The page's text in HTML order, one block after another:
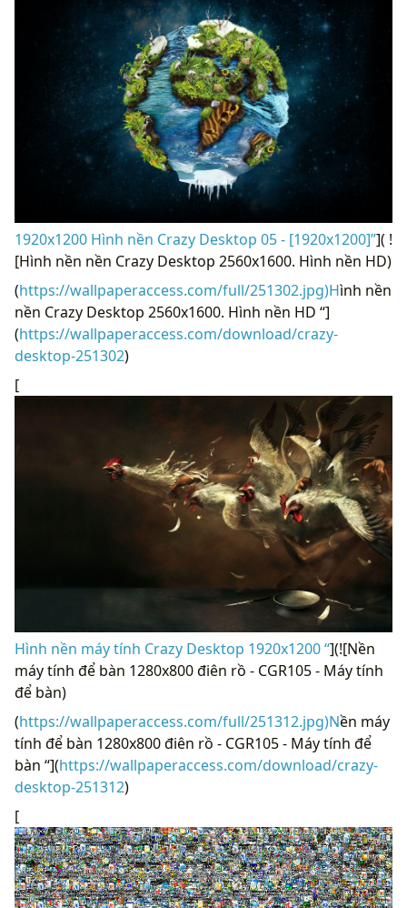
1920x1200 Hình nền Crazy Desktop 05 - [1920x1200]”]( !
[Hình nền nền Crazy Desktop 2560x1600. Hình nền HD)
(https://wallpaperaccess.com/full/251302.jpg)Hình nền
nền Crazy Desktop 2560x1600. Hình nền HD “]
(https://wallpaperaccess.com/download/crazy-
desktop-251302)
[
Hình nền máy tính Crazy Desktop 1920x1200 “](![Nền
máy tính để bàn 1280x800 điên rồ - CGR105 - Máy tính
để bàn)
(https://wallpaperaccess.com/full/251312.jpg)Nền máy
tính để bàn 1280x800 điên rồ - CGR105 - Máy tính để
bàn “](https://wallpaperaccess.com/download/crazy-
desktop-251312)
[